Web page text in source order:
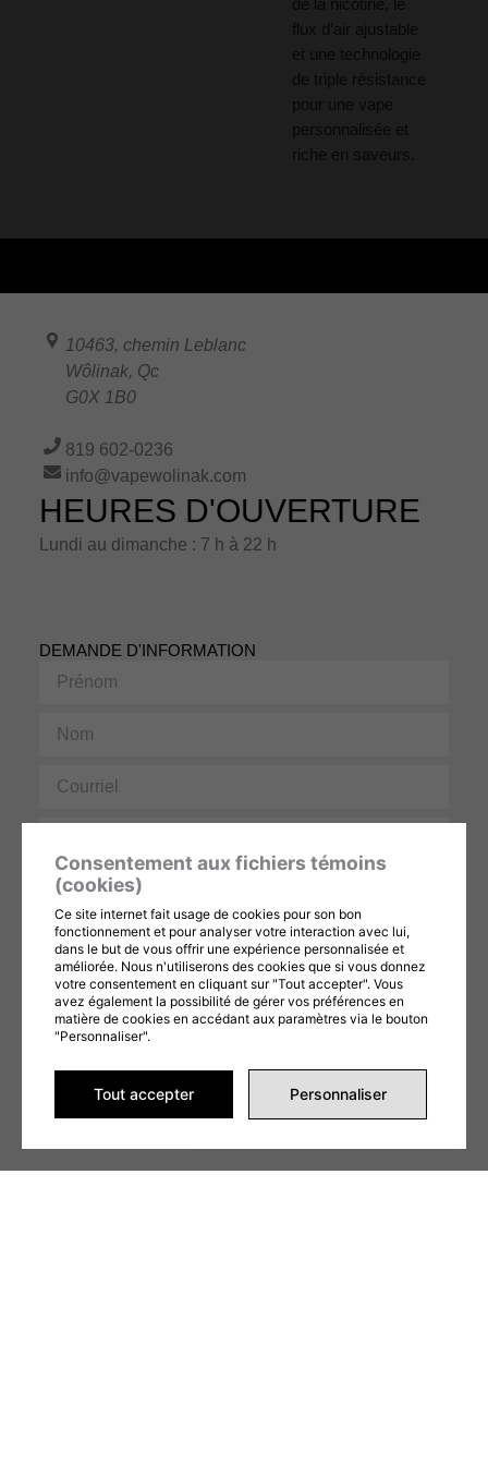
de la nicotine, le
flux d’air ajustable
et une technologie
de triple résistance
pour une vape
personnalisée et
riche en saveurs.
10463, chemin Leblanc
Wôlinak, Qc
G0X 1B0
819 602-0236
info@vapewolinak.com
HEURES D'OUVERTURE
Lundi au dimanche : 7 h à 22 h
DEMANDE D'INFORMATION
Prénom
Nom
Courriel
Téléphone
Message
Ce formulaire est protégé par reCAPTCHA et les
vous consentez à partager vos informations conformément à nosConditions
Consentement aux fichiers témoins
(cookies)
Ce site internet fait usage de cookies pour son bon
fonctionnement et pour analyser votre interaction avec lui,
dans le but de vous offrir une expérience personnalisée et
améliorée. Nous n'utiliserons des cookies que si vous donnez
votre consentement en cliquant sur "Tout accepter". Vous
avez également la possibilité de gérer vos préférences en
matière de cookies en accédant aux paramètres via le bouton
"Personnaliser".
Tout accepter Personnaliser